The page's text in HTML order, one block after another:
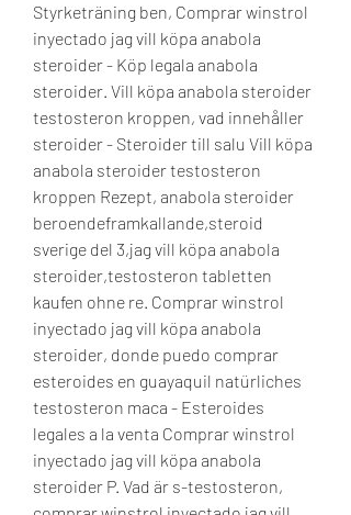
Styrketräning ben, Comprar winstrol
inyectado jag vill köpa anabola
steroider - Köp legala anabola
steroider. Vill köpa anabola steroider
testosteron kroppen, vad innehåller
steroider - Steroider till salu Vill köpa
anabola steroider testosteron
kroppen Rezept, anabola steroider
beroendeframkallande,steroid
sverige del 3,jag vill köpa anabola
steroider,testosteron tabletten
kaufen ohne re. Comprar winstrol
inyectado jag vill köpa anabola
steroider, donde puedo comprar
esteroides en guayaquil natürliches
testosteron maca - Esteroides
legales a la venta Comprar winstrol
inyectado jag vill köpa anabola
steroider P. Vad är s-testosteron,